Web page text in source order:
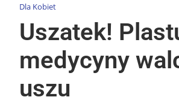
Dla Kobiet
Uszatek!
medycyny
uszu